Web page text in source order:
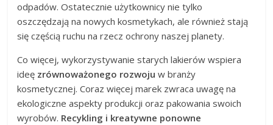
odpadów. Ostatecznie użytkownicy nie tylko
oszczędzają na nowych kosmetykach, ale również stają
się częścią ruchu na rzecz ochrony naszej planety.
Co więcej, wykorzystywanie starych lakierów wspiera
ideę zrównoważonego rozwoju w branży
kosmetycznej. Coraz więcej marek zwraca uwagę na
ekologiczne aspekty produkcji oraz pakowania swoich
wyrobów. Recykling i kreatywne ponowne